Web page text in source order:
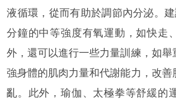
液循環，從而有助於調節內分泌。
分鐘的中等強度有氧運動，如快走
外，還可以進行一些力量訓練，如舉
強身體的肌肉力量和代謝能力，改
亂。此外，瑜伽、太極拳等舒緩的